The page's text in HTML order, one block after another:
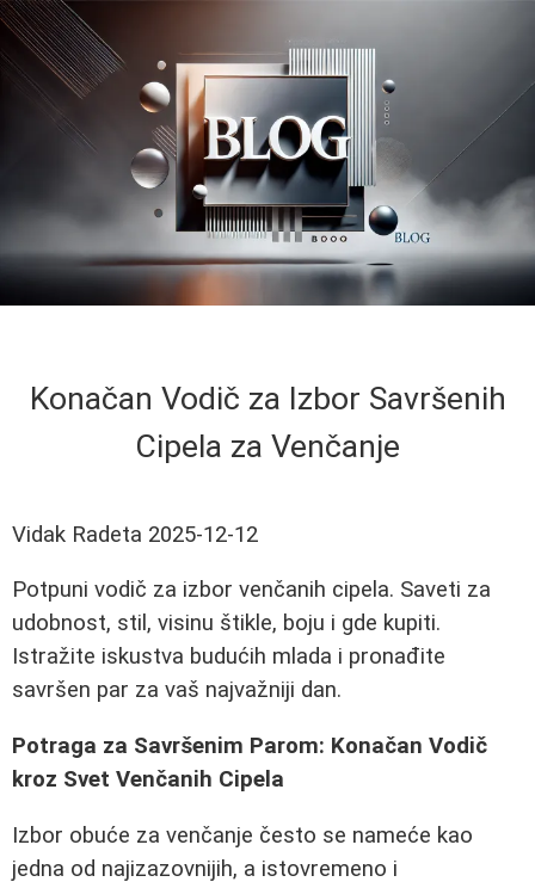
Konačan Vodič za Izbor Savršenih
Cipela za Venčanje
Vidak Radeta 2025-12-12
Potpuni vodič za izbor venčanih cipela. Saveti za
udobnost, stil, visinu štikle, boju i gde kupiti.
Istražite iskustva budućih mlada i pronađite
savršen par za vaš najvažniji dan.
Potraga za Savršenim Parom: Konačan Vodič
kroz Svet Venčanih Cipela
Izbor obuće za venčanje često se nameće kao
jedna od najizazovnijih, a istovremeno i